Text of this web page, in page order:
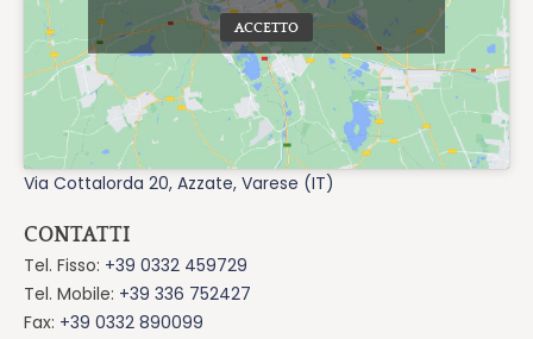
ACCETTO
Via Cottalorda 20, Azzate, Varese (IT)
CONTATTI
Tel. Fisso: +39 0332 459729
Tel. Mobile: +39 336 752427
Fax: +39 0332 890099